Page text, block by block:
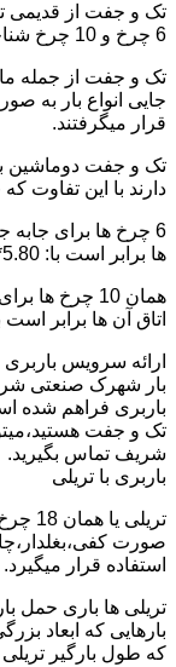
تک و جفت از قدیمی
6 چرخ و 10 چرخ شناخته میشوند.
تک و جفت از جمله
جایی انواع بار به
قرار میگرفتند.
تک و جفت دوماشین
دارند با این تفاوت که جفت 5 تن بیشتر از تک
ها برابر است با: 5.80*2.20 متر
اتاق آن ها برابر است با: 6.80*2.25
ارائه سرویس
بار شهرک صنعتی
باربری فراهم شده
تک و جفت
شریف تماس بگیرید.
باربری با تریلی
صورت
استفاده قرار میگیرد.
بارهایی که ابعاد
که طول بارگیر تریلی حدودا